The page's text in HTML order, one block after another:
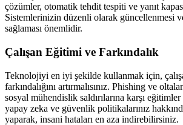
çözümler, otomatik tehdit tespiti ve yanıt
Sistemlerinizin düzenli olarak güncellenmesi
sağlaması önemlidir.
Çalışan Eğitimi ve Farkındalık
Teknolojiyi en iyi şekilde kullanmak için,
farkındalığını artırmalısınız. Phishing ve
sosyal mühendislik saldırılarına karşı
yapay zeka ve güvenlik politikalarınız
yaparak, insani hataları en aza indirebilirsiniz.